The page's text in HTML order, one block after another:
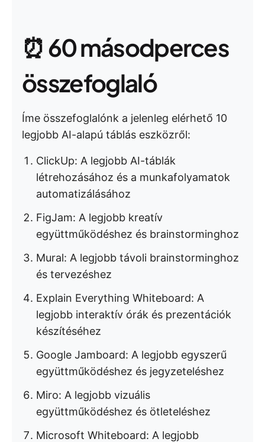
⏰ 60 másodperces
összefoglaló
Íme összefoglalónk a jelenleg elérhető 10
legjobb AI-alapú táblás eszközről:
ClickUp: A legjobb AI-táblák
létrehozásához és a munkafolyamatok
automatizálásához
FigJam: A legjobb kreatív
együttműködéshez és brainstorminghoz
Mural: A legjobb távoli brainstorminghoz
és tervezéshez
Explain Everything Whiteboard: A
legjobb interaktív órák és prezentációk
készítéséhez
Google Jamboard: A legjobb egyszerű
együttműködéshez és jegyzeteléshez
Miro: A legjobb vizuális
együttműködéshez és ötleteléshez
Microsoft Whiteboard: A legjobb